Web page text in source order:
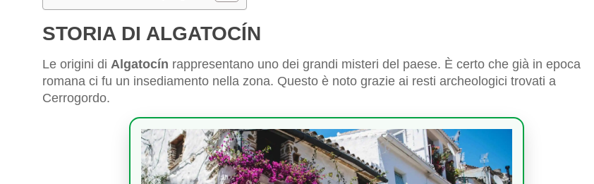
STORIA DI ALGATOCÍN
Le origini di Algatocín rappresentano uno dei grandi misteri del paese. È certo che già in epoca
romana ci fu un insediamento nella zona. Questo è noto grazie ai resti archeologici trovati a
Cerrogordo.